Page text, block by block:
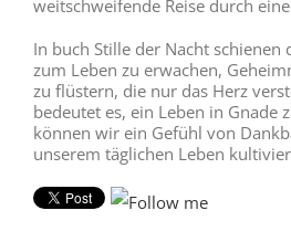
weitschweifende Reise durch
In buch Stille der Nacht schienen
zum Leben zu erwachen,
zu flüstern, die nur das Herz
bedeutet es, ein Leben in Gnade
können wir ein Gefühl von
unserem täglichen Leben